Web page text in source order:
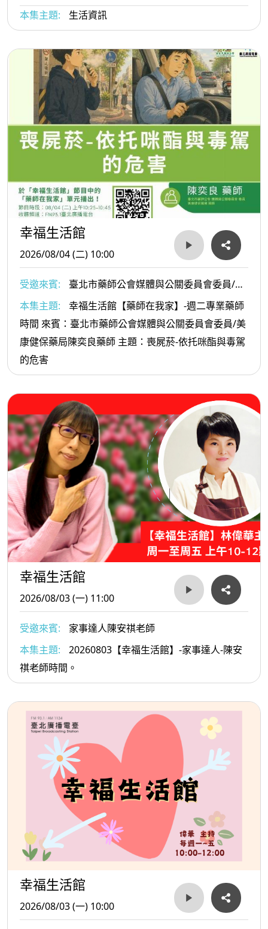
本集主題: 生活資訊
幸福生活館
2026/08/04 (二) 10:00
受邀來賓:
臺北市藥師公會媒體與公關委員會委員/美
康健保藥局陳奕良藥師
本集主題:
幸福生活館【藥師在我家】-週二專業藥師
時間 來賓：臺北市藥師公會媒體與公關委員會委員/美
康健保藥局陳奕良藥師 主題：喪屍菸-依托咪酯與毒駕
的危害
幸福生活館
2026/08/03 (一) 11:00
受邀來賓:
家事達人陳安祺老師
本集主題:
20260803【幸福生活館】-家事達人-陳安
祺老師時間。
幸福生活館
2026/08/03 (一) 10:00